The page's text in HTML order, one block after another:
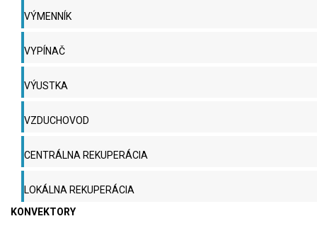
VÝMENNÍK
VYPÍNAČ
VÝUSTKA
VZDUCHOVOD
CENTRÁLNA REKUPERÁCIA
LOKÁLNA REKUPERÁCIA
KONVEKTORY